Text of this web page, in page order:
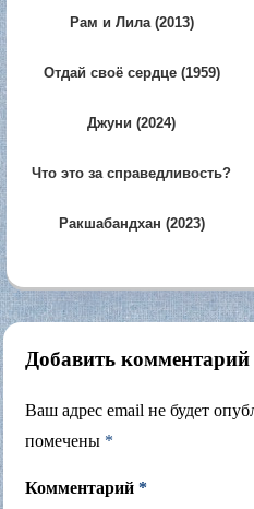
Рам и Лила (2013)
Отдай своё сердце (1959)
Джуни (2024)
Что это за справедливость?
Ракшабандхан (2023)
Добавить комментарий
Ваш адрес email не будет
помечены *
Комментарий *